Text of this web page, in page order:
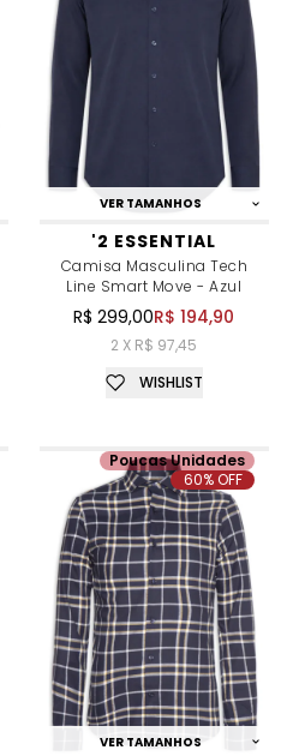
VER TAMANHOS
'2 ESSENTIAL
Camisa Masculina Tech
Line Smart Move - Azul
R$ 299,00R$ 194,90
2 X R$ 97,45
WISHLIST
VER TAMANHOS
Poucas Unidades
60% OFF